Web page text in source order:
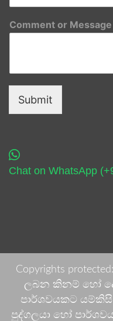
Comment or Message
Submit
Chat on WhatsApp
Copyrights
ලබන කිනම් හෝ
පාර්ශවයකට
පුද්ගලයා හෝ